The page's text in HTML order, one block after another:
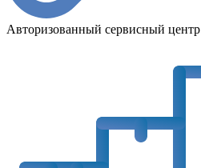
Авторизованный сервисный центр